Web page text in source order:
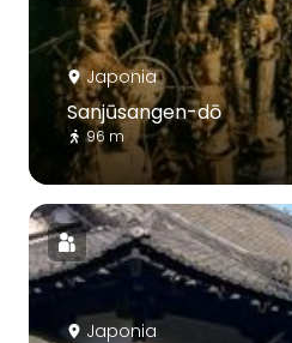
Japonia
Sanjūsangen-dō
96 m
Japonia